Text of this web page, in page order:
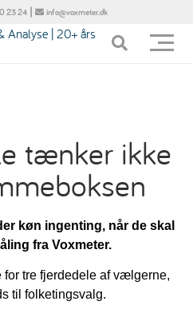
23 24 | info@voxmeter.dk
tænker ikke
køn ingenting, når de skal
fra Voxmeter.
tre fjerdedele af vælgerne,
til folketingsvalg.